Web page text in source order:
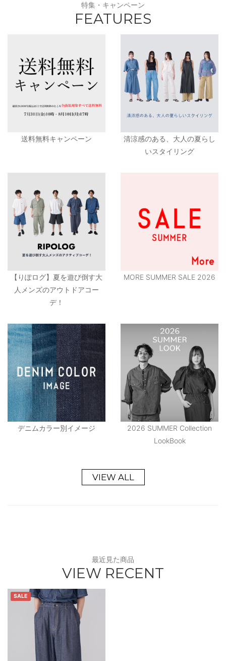
特集・キャンペーン
FEATURES
送料無料キャンペーン
清涼感のある、大人の夏らし
いスタイリング
【りぽログ】夏を遊び倒す大
人メンズのアウトドアコー
デ！
MORE SUMMER SALE 2026
デニムカラー別イメージ
2026 SUMMER Collection
LookBook
VIEW ALL
最近見た商品
VIEW RECENT
SALE